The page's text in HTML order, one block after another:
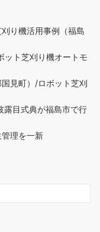
り機活用事例（福島
ット芝刈り機オートモ
見町）/ロボット芝刈
露目式典が福島市で行
理を一新